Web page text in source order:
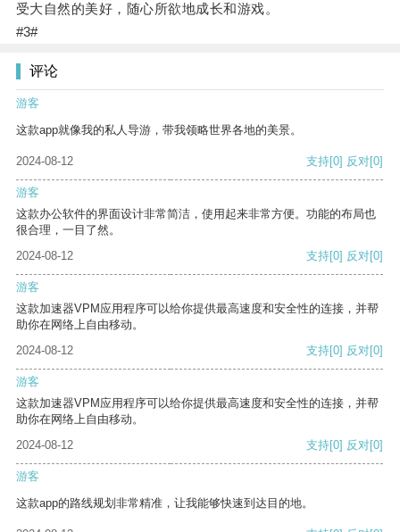
受大自然的美好，随心所欲地成长和游戏。
#3#
评论
游客
这款app就像我的私人导游，带我领略世界各地的美景。
2024-08-12 支持[0] 反对[0]
游客
这款办公软件的界面设计非常简洁，使用起来非常方便。功能的布局也
很合理，一目了然。
2024-08-12
支持[0] 反对[0]
游客
这款加速器VPM应用程序可以给你提供最高速度和安全性的连接，并帮
助你在网络上自由移动。
2024-08-12
支持[0] 反对[0]
游客
这款加速器VPM应用程序可以给你提供最高速度和安全性的连接，并帮
助你在网络上自由移动。
2024-08-12
支持[0] 反对[0]
游客
这款app的路线规划非常精准，让我能够快速到达目的地。